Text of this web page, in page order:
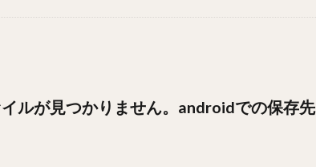
ルが見つかりません。androidでの保存先